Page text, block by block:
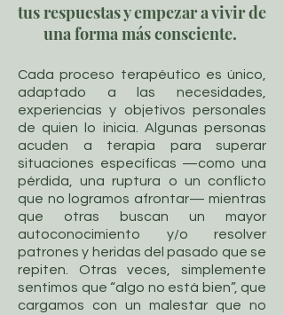
tus respuestas y empezar a vivir de
una forma más consciente.
Cada proceso terapéutico es único,
adaptado a las necesidades,
experiencias y objetivos personales
de quien lo inicia. Algunas personas
acuden a terapia para superar
situaciones específicas —como una
pérdida, una ruptura o un conflicto
que no logramos afrontar— mientras
que otras buscan un mayor
autoconocimiento y/o resolver
patrones y heridas del pasado que se
repiten. Otras veces, simplemente
sentimos que “algo no está bien”, que
cargamos con un malestar que no